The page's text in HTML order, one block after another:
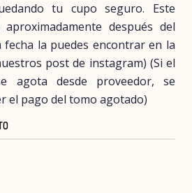
tu cupo seguro. Este
después del
fecha la puedes encontrar en la
post de instagram) (Si el
agota desde proveedor, se
el pago del tomo agotado)